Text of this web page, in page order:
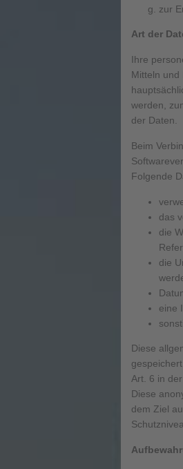
zur
Art der
Ihre
Mitteln und
werden,
der Daten.
Beim
Folgende
das
die
die
eine
Diese
Art. 6 in der
Diese
dem Ziel